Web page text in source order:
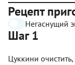
Рецепт
Негаснущий
Шаг 1
Цуккини